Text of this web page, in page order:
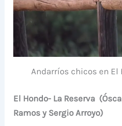
Andarríos chicos en El
El Hondo- La Reserva
Ramos y Sergio Arroyo)